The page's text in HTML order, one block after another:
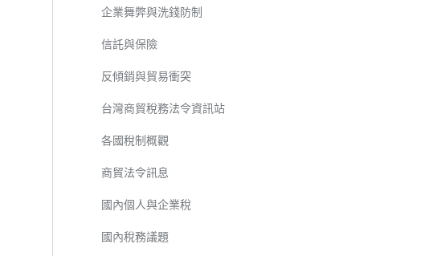
企業舞弊與洗錢防制
信託與保險
反傾銷與貿易衝突
台灣商貿稅務法令資訊站
各國稅制概觀
商貿法令訊息
國內個人與企業稅
國內稅務議題